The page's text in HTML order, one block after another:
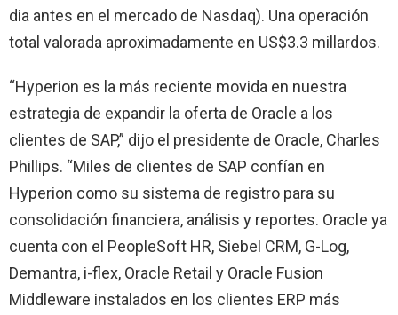
dia antes en el mercado de Nasdaq). Una operación
total valorada aproximadamente en US$3.3 millardos.
“Hyperion es la más reciente movida en nuestra
estrategia de expandir la oferta de Oracle a los
clientes de SAP,” dijo el presidente de Oracle, Charles
Phillips. “Miles de clientes de SAP confían en
Hyperion como su sistema de registro para su
consolidación financiera, análisis y reportes. Oracle ya
cuenta con el PeopleSoft HR, Siebel CRM, G-Log,
Demantra, i-flex, Oracle Retail y Oracle Fusion
Middleware instalados en los clientes ERP más